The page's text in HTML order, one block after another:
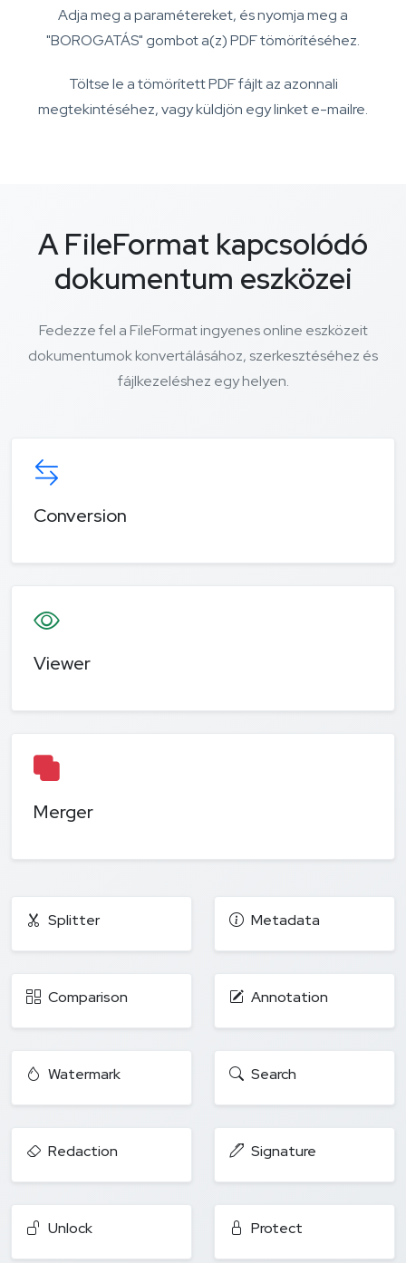
Adja meg a paramétereket, és nyomja meg a
"BOROGATÁS" gombot a(z) PDF tömörítéséhez.
Töltse le a tömörített PDF fájlt az azonnali
megtekintéséhez, vagy küldjön egy linket e-mailre.
A FileFormat kapcsolódó
dokumentum eszközei
Fedezze fel a FileFormat ingyenes online eszközeit
dokumentumok konvertálásához, szerkesztéséhez és
fájlkezeléshez egy helyen.
Conversion
Viewer
Merger
Splitter Metadata
Comparison Annotation
Watermark Search
Redaction Signature
Unlock Protect